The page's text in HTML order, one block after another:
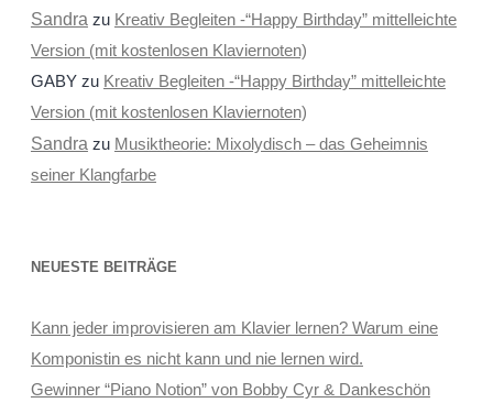
Sandra zu Kreativ Begleiten -“Happy Birthday” mittelleichte
Version (mit kostenlosen Klaviernoten)
GABYzu Kreativ Begleiten -“Happy Birthday” mittelleichte
Version (mit kostenlosen Klaviernoten)
Sandra zu Musiktheorie: Mixolydisch – das Geheimnis
seiner Klangfarbe
NEUESTE BEITRÄGE
Kann jeder improvisieren am Klavier lernen? Warum eine
Komponistin es nicht kann und nie lernen wird.
Gewinner “Piano Notion” von Bobby Cyr & Dankeschön